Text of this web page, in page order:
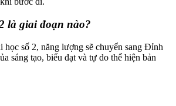
là giai đoạn nào?
học số 2, năng lượng sẽ chuyển sang Đỉnh
sáng tạo, biểu đạt và tự do thể hiện bản